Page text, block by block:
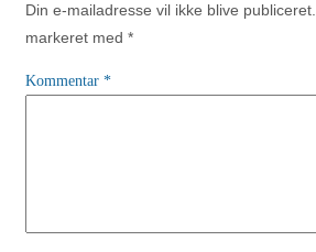
Din e-mailadresse vil ikke blive publiceret.
markeret med *
Kommentar *